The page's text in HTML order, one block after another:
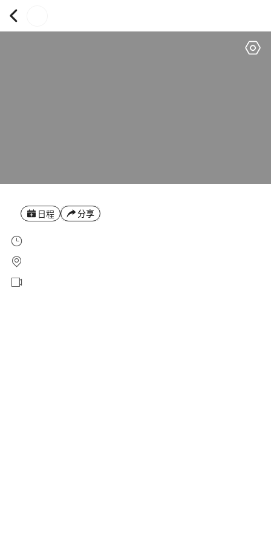
日程 分享